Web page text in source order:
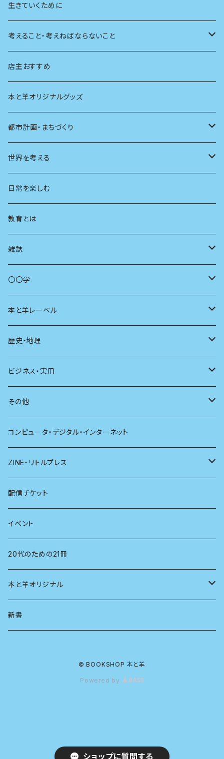
ショップに質問する
植物
天体
生物
生きていくために
考えること・考えねばならないこと
創元社 シリーズ「あいだで考える」
店主おすすめ
本と羊オリジナルグッズ
都市計画・まちづくり
都市
地方
まちづくり
コミュニティ
商いとは
世界を考える
思想
日常を楽しむ
教育とは
雑誌
母の友
ユリイカ
現代思想
新潮
別冊太陽
〇〇学
動物
自然
科学
社会
哲学
医学
看護学
心理学
経営学
言語学
法律
人類学
本と羊レーベル
電子版（EPub）
電子版（PDF）
歴史・地理
歴史
地理
ビジネス・実用
雷鳥社辞典シリーズ
その他
珈琲
雑貨
コンピュータ・デジタル・インターネット
ZINE・リトルプレス
電子版（EPub）
電子版（PDF）
配信チケット
イベント
20代のための21冊
本と羊オリジナル
アロマスプレー
新書
© BOOKSHOP 本と羊
Powered by